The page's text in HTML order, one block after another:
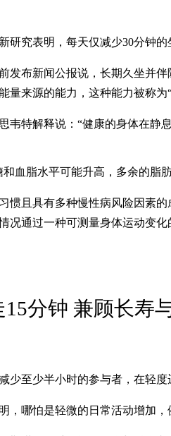
研究表明，每天仅减少30分钟
发布新闻公报说，长期久坐并
量来源的能力，这种能力被称为“
韦特解释说：“健康的身体在
血脂水平可能升高，多余的脂
惯且具有多种慢性病风险因素
况通过一种可测量身体运动变化
分钟 兼顾长寿
少至少半小时的参与者，在轻
，哪怕是轻微的日常活动增加